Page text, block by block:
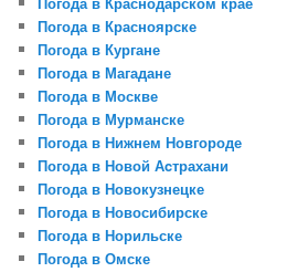
Погода в Красноярске
Погода в Кургане
Погода в Магадане
Погода в Москве
Погода в Мурманске
Погода в Нижнем Новгороде
Погода в Новой Аcтрахани
Погода в Новокузнецке
Погода в Новосибирске
Погода в Норильске
Погода в Омске